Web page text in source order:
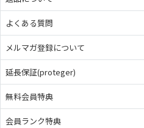
よくある質問
メルマガ登録について
延長保証(proteger)
無料会員特典
会員ランク特典